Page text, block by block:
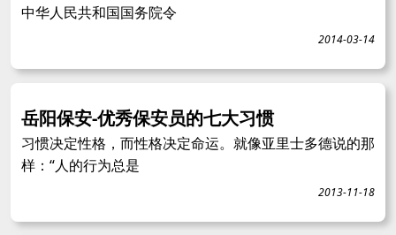
中华人民共和国国务院令
2014-03-14
岳阳保安-优秀保安员的七大习惯
习惯决定性格，而性格决定命运。就像亚里士多德说的那
样：“人的行为总是
2013-11-18